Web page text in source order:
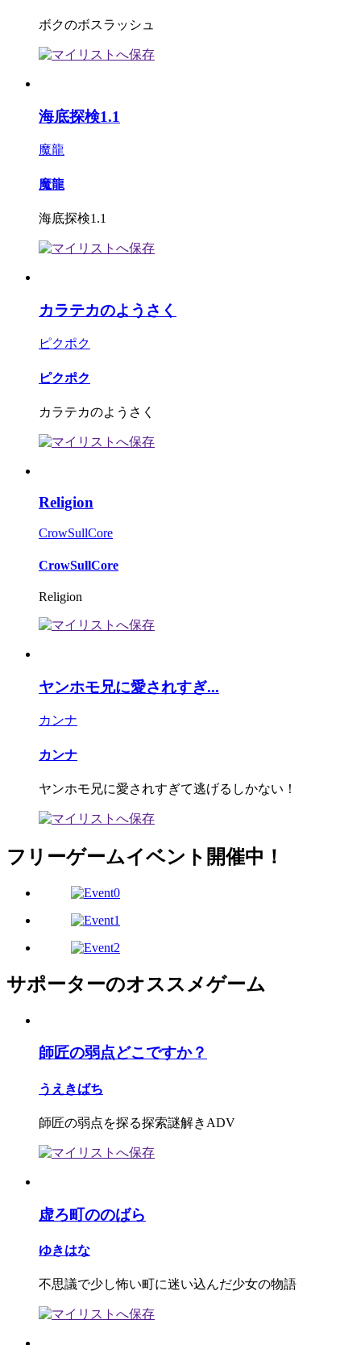
ボクのボスラッシュ
海底探検1.1
魔龍
魔龍
海底探検1.1
カラテカのようさく
ピクポク
ピクポク
カラテカのようさく
Religion
CrowSullCore
CrowSullCore
Religion
ヤンホモ兄に愛されすぎ...
カンナ
カンナ
ヤンホモ兄に愛されすぎて逃げるしかない！
フリーゲームイベント開催中！
サポーターのオススメゲーム
師匠の弱点どこですか？
うえきばち
師匠の弱点を探る探索謎解きADV
虚ろ町ののばら
ゆきはな
不思議で少し怖い町に迷い込んだ少女の物語